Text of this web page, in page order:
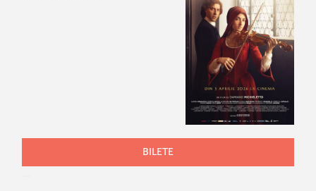
BILETE